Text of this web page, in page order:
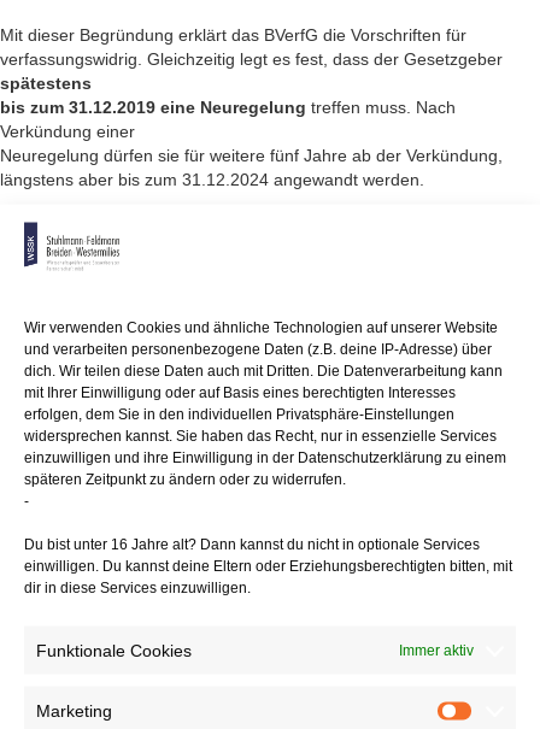
Wir verwenden Cookies und ähnliche Technologien auf unserer Website
und verarbeiten personenbezogene Daten (z.B. deine IP-Adresse) über
dich. Wir teilen diese Daten auch mit Dritten. Die Datenverarbeitung kann
mit Ihrer Einwilligung oder auf Basis eines berechtigten Interesses
erfolgen, dem Sie in den individuellen Privatsphäre-Einstellungen
widersprechen kannst. Sie haben das Recht, nur in essenzielle Services
einzuwilligen und ihre Einwilligung in der Datenschutzerklärung zu einem
späteren Zeitpunkt zu ändern oder zu widerrufen.
-
Du bist unter 16 Jahre alt? Dann kannst du nicht in optionale Services
einwilligen. Du kannst deine Eltern oder Erziehungsberechtigten bitten, mit
dir in diese Services einzuwilligen.
Funktionale Cookies Immer aktiv
Marketing
Mit dieser Begründung erklärt das BVerfG die Vorschriften für
verfassungswidrig. Gleichzeitig legt es fest, dass der Gesetzgeber
spätestens
bis zum 31.12.2019 eine Neuregelung treffen muss. Nach
Verkündung einer
Neuregelung dürfen sie für weitere fünf Jahre ab der Verkündung,
längstens aber bis zum 31.12.2024 angewandt werden.
Anmerkung:
Immobilieneigentümer,
Mieter und Kommunen. In der Vergangenheit wurden diverse Modelle
angedacht. In der letzten Legislaturperiode wurde mit dem sog.
"Kostenwertmodell"
ein konkreter Gesetzentwurf zur Neuregelung der Bewertung des
Grundbesitzes
in den Bundesrat eingebracht, der allerdings der Diskontinuität des
Bundestages
zum Opfer fiel.
aufkommensneutrale
Lösung anzustreben, heißt das nicht, dass auch eine
Belastungsgleichheit
Gemeinden die
aufzufüllen.